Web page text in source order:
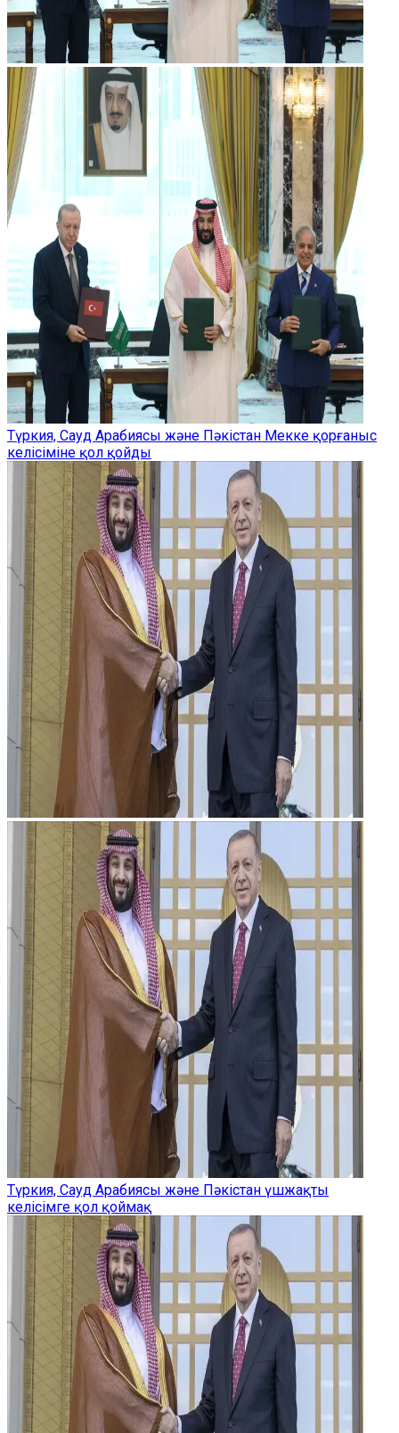
Түркия, Сауд Арабиясы және Пәкістан Мекке қорғаныс
келісіміне қол қойды
Түркия, Сауд Арабиясы және Пәкістан үшжақты
келісімге қол қоймақ